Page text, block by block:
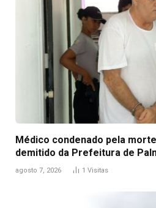
Médico condenado pela
demitido da Prefeitura de
agosto 7, 2026 1 Visitas